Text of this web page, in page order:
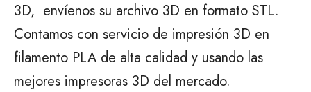
3D, envíenos su archivo 3D en formato STL.
Contamos con servicio de impresión 3D en
filamento PLA de alta calidad y usando las
mejores impresoras 3D del mercado.